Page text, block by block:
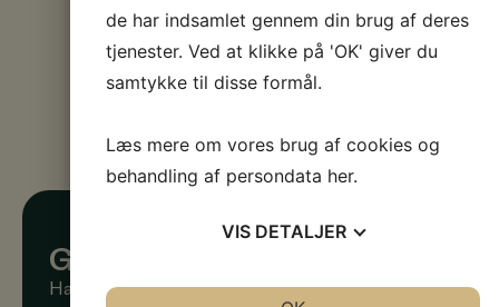
Gavekurv til hende
Har du efterhånden opbrugt kvoten af røde
de har indsamlet gennem din brug af deres
tjenester. Ved at klikke på 'OK' giver du
samtykke til disse formål.
Læs mere om vores brug af cookies og
behandling af persondata her.
VIS DETALJER